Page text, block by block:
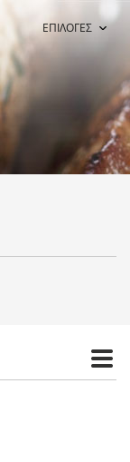
ΕΠΙΛΟΓΕΣ